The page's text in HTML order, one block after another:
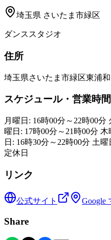
埼玉県 さいたま市緑区
ダンススタジオ
住所
埼玉県さいたま市緑区東浦
スケジュール・営業時間
月曜日: 16時00分～22時00分
曜日: 17時00分～21時00分
日: 16時30分～22時00分 土
定休日
リンク
公式サイト Google
Share